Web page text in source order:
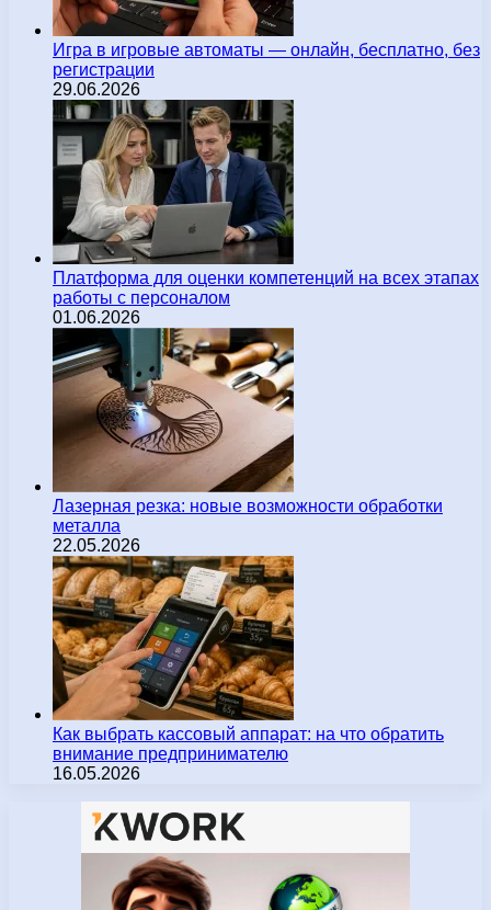
Игра в игровые автоматы — онлайн, бесплатно, без
регистрации
29.06.2026
Платформа для оценки компетенций на всех этапах
работы с персоналом
01.06.2026
Лазерная резка: новые возможности обработки
металла
22.05.2026
Как выбрать кассовый аппарат: на что обратить
внимание предпринимателю
16.05.2026